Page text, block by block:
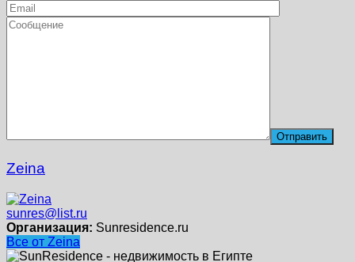
Zeina
sunres@list.ru
Организация: Sunresidence.ru
Все от Zeina